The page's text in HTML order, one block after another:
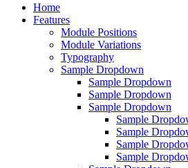
Home
Features
Module Positions
Module Variations
Typography
Sample Dropdown
Sample Dropdown
Sample Dropdown
Sample Dropdown
Sample
Sample
Sample
Sample